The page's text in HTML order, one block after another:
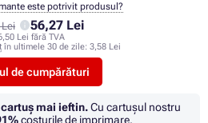
56,27 Lei
Lei fără TVA
în ultimele 30 de zile: 3,58 Lei
de cumpărături
este potrivit produsul?
mai ieftin.Cu cartuşul nostru
costurile de imprimare.